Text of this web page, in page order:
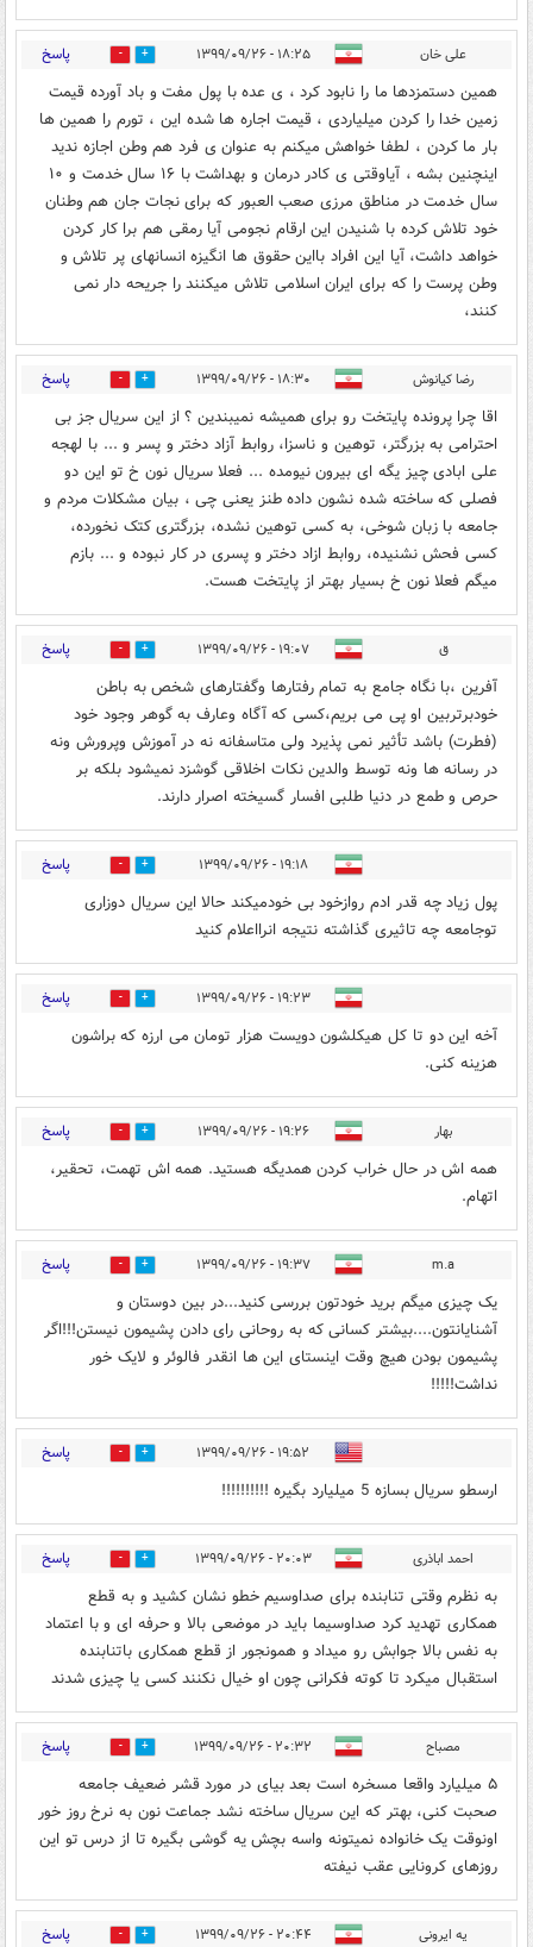
علی خان ۱۸:۲۵ - ۱۳۹۹/۰۹/۲۶ 17 پاسخ
همین دستمزدها ما را نابود کرد ، ی عده با پول مفت و باد آورده قیمت
زمین خدا را کردن میلیاردی ، قیمت اجاره ها شده این ، تورم را همین ها
بار ما کردن ، لطفا خواهش میکنم به عنوان ی فرد هم وطن اجازه ندید
اینچنین بشه ، آیاوقتی ی کادر درمان و بهداشت با ۱۶ سال خدمت و ۱۰
سال خدمت در مناطق مرزی صعب العبور که برای نجات جان هم وطنان
خود تلاش کرده با شنیدن این ارقام نجومی آیا رمقی هم برا کار کردن
خواهد داشت، آیا این افراد بااین حقوق ها انگیزه انسانهای پر تلاش و
وطن پرست را که برای ایران اسلامی تلاش میکنند را جریحه دار نمی
کنند،
رضا کیانوش ۱۸:۳۰ - ۱۳۹۹/۰۹/۲۶ 19 پاسخ
اقا چرا پرونده پایتخت رو برای همیشه نمیبندین ؟ از این سریال جز بی
احترامی به بزرگتر، توهین و ناسزا، روابط آزاد دختر و پسر و ... با لهجه
علی ابادی چیز یگه ای بیرون نیومده ... فعلا سریال نون خ تو این دو
فصلی که ساخته شده نشون داده طنز یعنی چی ، بیان مشکلات مردم و
جامعه با زبان شوخی، به کسی توهین نشده، بزرگتری کتک نخورده،
کسی فحش نشنیده، روابط ازاد دختر و پسری در کار نبوده و ... بازم
میگم فعلا نون خ بسیار بهتر از پایتخت هست.
ق ۱۹:۰۷ - ۱۳۹۹/۰۹/۲۶ 7 پاسخ
آفرین ،با نگاه جامع به تمام رفتارها وگفتارهای شخص به باطن
خودبرتربین او پی می بریم،کسی که آگاه وعارف به گوهر وجود خود
(فطرت) باشد تأثیر نمی پذیرد ولی متاسفانه نه در آموزش وپرورش ونه
در رسانه ها ونه توسط والدین نکات اخلاقی گوشزد نمیشود بلکه بر
حرص و طمع در دنیا طلبی افسار گسیخته اصرار دارند.
۱۹:۱۸ - ۱۳۹۹/۰۹/۲۶ 7 پاسخ
پول زیاد چه قدر ادم روازخود بی خودمیکند حالا این سریال دوزاری
توجامعه چه تاثیری گذاشته نتیجه انرااعلام کنید
۱۹:۲۳ - ۱۳۹۹/۰۹/۲۶ 10 پاسخ
آخه این دو تا کل هیکلشون دویست هزار تومان می ارزه که براشون
هزینه کنی.
بهار ۱۹:۲۶ - ۱۳۹۹/۰۹/۲۶ 5 پاسخ
همه اش در حال خراب کردن همدیگه هستید. همه اش تهمت، تحقیر،
اتهام.
m.a ۱۹:۳۷ - ۱۳۹۹/۰۹/۲۶ 3 پاسخ
یک چیزی میگم برید خودتون بررسی کنید...در بین دوستان و
آشنایانتون....بیشتر کسانی که به روحانی رای دادن پشیمون نیستن!!!اگر
پشیمون بودن هیچ وقت اینستای این ها انقدر فالوئر و لایک خور
نداشت!!!!!
۱۹:۵۲ - ۱۳۹۹/۰۹/۲۶ 2 پاسخ
ارسطو سریال بسازه 5 میلیارد بگیره !!!!!!!!!!
احمد اباذری ۲۰:۰۳ - ۱۳۹۹/۰۹/۲۶ 8 پاسخ
به نظرم وقتی تنابنده برای صداوسیم خطو نشان کشید و به قطع
همکاری تهدید کرد صداوسیما باید در موضعی بالا و حرفه ای و با اعتماد
به نفس بالا جوابش رو میداد و همونجور از قطع همکاری باتنابنده
استقبال میکرد تا کوته فکرانی چون او خیال نکنند کسی یا چیزی شدند
مصباح ۲۰:۳۲ - ۱۳۹۹/۰۹/۲۶ 7 پاسخ
۵ میلیارد واقعا مسخره است بعد بیای در مورد قشر ضعیف جامعه
صحبت کنی، بهتر که این سریال ساخته نشد جماعت نون به نرخ روز خور
اونوقت یک خانواده نمیتونه واسه بچش یه گوشی بگیره تا از درس تو این
روزهای کرونایی عقب نیفته
یه ایرونی ۲۰:۴۴ - ۱۳۹۹/۰۹/۲۶ 5 پاسخ